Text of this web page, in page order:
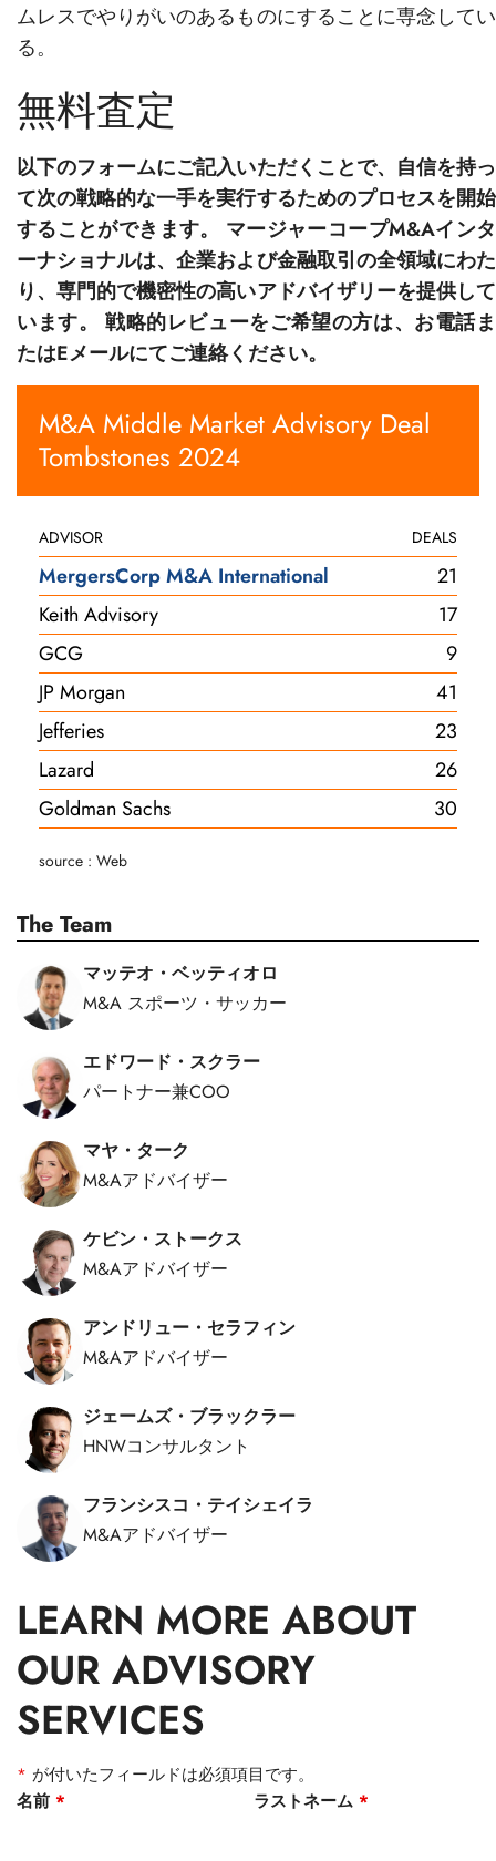
ムレスでやりがいのあるものにすることに専念してい
る。
無料査定
以下のフォームにご記入いただくことで、自信を持っ
て次の戦略的な一手を実行するためのプロセスを開始
することができます。 マージャーコープM&Aインタ
ーナショナルは、企業および金融取引の全領域にわた
り、専門的で機密性の高いアドバイザリーを提供して
います。 戦略的レビューをご希望の方は、お電話ま
たはEメールにてご連絡ください。
M&A Middle Market Advisory Deal
Tombstones 2024
ADVISOR DEALS
MergersCorp M&A International
21
Keith Advisory
17
GCG
9
JP Morgan
41
Jefferies
23
Lazard
26
Goldman Sachs
30
source : Web
The Team
マッテオ・ベッティオロ
M&A スポーツ・サッカー
エドワード・スクラー
パートナー兼COO
マヤ・ターク
M&Aアドバイザー
ケビン・ストークス
M&Aアドバイザー
アンドリュー・セラフィン
M&Aアドバイザー
ジェームズ・ブラックラー
HNWコンサルタント
フランシスコ・テイシェイラ
M&Aアドバイザー
LEARN MORE ABOUT
OUR ADVISORY
SERVICES
* が付いたフィールドは必須項目です。
名前 * ラストネーム *